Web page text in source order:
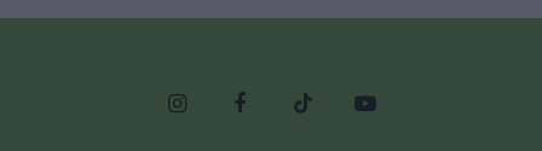
InstagramFacebookTikTok YouTube